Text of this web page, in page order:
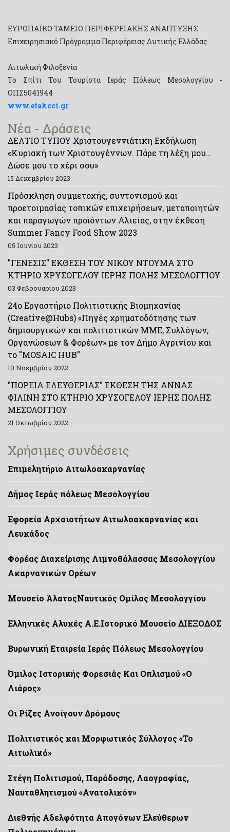
ΕΥΡΩΠΑΪΚΟ ΤΑΜΕΙΟ ΠΕΡΙΦΕΡΕΙΑΚΗΣ ΑΝΑΠΤΥΞΗΣ
Επιχειρησιακό Πρόγραμμα Περιφέρειας Δυτικής Ελλάδας
Αιτωλική Φιλοξενία
Το Σπίτι Του Τουρίστα Ιεράς Πόλεως Μεσολογγίου -
ΟΠΣ5041944
www.etakcci.gr
Νέα - Δράσεις
ΔΕΛΤΙΟ ΤΥΠΟΥ Χριστουγεννιάτικη Εκδήλωση
«Κυριακή των Χριστουγέννων. Πάρε τη λέξη μου…
Δώσε μου το χέρι σου»
15 Δεκεμβρίου 2023
Πρόσκληση συμμετοχής, συντονισμού και
προετοιμασίας τοπικών επιχειρήσεων, μεταποιητών
και παραγωγών προϊόντων Αλιείας, στην έκθεση
Summer Fancy Food Show 2023
05 Ιουνίου 2023
"ΓΕΝΕΣΙΣ" ΕΚΘΕΣΗ ΤΟΥ ΝΙΚΟΥ ΝΤΟΥΜΑ ΣΤΟ
ΚΤΗΡΙΟ ΧΡΥΣΟΓΕΛΟΥ ΙΕΡΗΣ ΠΟΛΗΣ ΜΕΣΟΛΟΓΓΙΟΥ
03 Φεβρουαρίου 2023
24ο Εργαστήριο Πολιτιστικής Βιομηχανίας
(Creative@Hubs) «Πηγές χρηματοδότησης των
δημιουργικών και πολιτιστικών ΜΜΕ, Συλλόγων,
Οργανώσεων & Φορέων» με τον Δήμο Αγρινίου και
το "MOSAIC HUB"
10 Νοεμβρίου 2022
"ΠΟΡΕΙΑ ΕΛΕΥΘΕΡΙΑΣ" ΕΚΘΕΣΗ ΤΗΣ ΑΝΝΑΣ
ΦΙΛΙΝΗ ΣΤΟ ΚΤΗΡΙΟ ΧΡΥΣΟΓΕΛΟΥ ΙΕΡΗΣ ΠΟΛΗΣ
ΜΕΣΟΛΟΓΓΙΟΥ
21 Οκτωβρίου 2022
Χρήσιμες συνδέσεις
Επιμελητήριο Αιτωλοακαρνανίας
Δήμος Ιεράς πόλεως Μεσολογγίου
Εφορεία Αρχαιοτήτων Αιτωλοακαρνανίας και
Λευκάδος
Φορέας Διαχείρισης Λιμνοθάλασσας Μεσολογγίου
Ακαρνανικών Ορέων
Μουσείο ΆλατοςΝαυτικός Ομίλος Μεσολογγίου
Ελληνικές Αλυκές Α.Ε.Ιστορικό Μουσείο ΔΙΕΞΟΔΟΣ
Βυρωνική Εταιρεία Ιεράς Πόλεως Μεσολογγίου
Όμιλος Ιστορικής Φορεσιάς Και Οπλισμού «Ο
Λιάρος»
Οι Ρίζες Ανοίγουν Δρόμους
Πολιτιστικός και Μορφωτικός Σύλλογος «Το
Αιτωλικό»
Στέγη Πολιτισμού, Παράδοσης, Λαογραφίας,
Ναυταθλητισμού «Ανατολικόν»
Διεθνής Αδελφότητα Απογόνων Ελεύθερων